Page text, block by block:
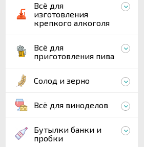
Всё для
изготовления
крепкого алкоголя
Всё для
приготовления пива
Солод и зерно
Всё для виноделов
Бутылки банки и
пробки